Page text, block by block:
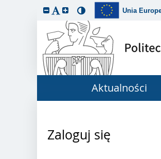
Unia
Aktualności
Zaloguj się